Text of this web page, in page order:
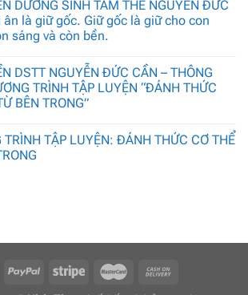
DƯỠNG SINH TÂM THỂ NGUYỄN ĐỨC
ân là giữ gốc. Giữ gốc là giữ cho con
sáng và còn bền.
DSTT NGUYỄN ĐỨC CẦN – THÔNG
TRÌNH TẬP LUYỆN “ĐÁNH THỨC
BÊN TRONG”
TRÌNH TẬP LUYỆN: ĐÁNH THỨC CƠ THỂ